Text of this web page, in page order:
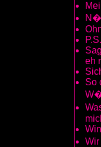
eh
So